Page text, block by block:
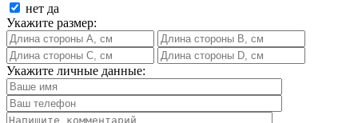
нет да
Укажите размер:
Укажите личные данные: